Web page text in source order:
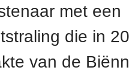
met een
die in
van de